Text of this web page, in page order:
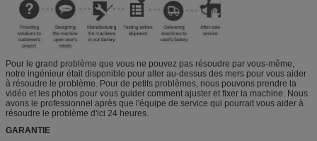
Pour le grand problème que vous ne pouvez pas résoudre par vous-même,
notre ingénieur était disponible pour aller au-dessus des mers pour vous aider
à résoudre le problème. Pour de petits problèmes, nous pouvons prendre la
vidéo et les photos pour vous guider comment ajuster et fixer la machine. Nous
avons le professionnel après que l'équipe de service qui pourrait vous aider à
résoudre le problème d'ici 24 heures.
GARANTIE